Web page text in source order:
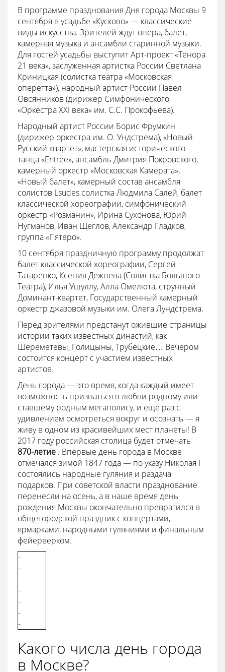
В программе празднования Дня города Москвы 9
сентября в усадьбе «Кусково» — классические
виды искусства. Зрителей ждут опера, балет,
камерная музыка и ансамбли старинной музыки.
Для гостей усадьбы выступит Арт-проект «Тенора
21 века», заслуженная артистка России Светлана
Криницкая (солистка театра «Московская
оперетта»), народный артист России Павел
Овсянников (дирижер Симфонического
«Оркестра ХХI века» им. С.С. Прокофьева).
Народный артист России Борис Фрумкин
(дирижер оркестра им. О. Ундстрема), «Новый
Русский квартет», мастерская исторического
танца «Entree», ансамбль Дмитрия Покровского,
камерный оркестр «Московская Камерата»,
«Новый балет», камерный состав ансамбля
солистов Lsudes солистка Людмила Салей, балет
классической хореографии, симфонический
оркестр «Розманин», Ирина Сухонова, Юрий
Нугманов, Иван Щеглов, Александр Гладков,
группа «Пятеро».
10 сентября праздничную программу продолжат
балет классической хореографии, Сергей
Татаренко, Ксения Дежнева (Солистка Большого
Театра), Илья Ушуллу, Алла Омелюта, струнный
Доминант-квартет, Государственный камерный
оркестр джазовой музыки им. Олега Лундстрема.
Перед зрителями предстанут ожившие страницы
истории таких известных династий, как
Шереметевы, Голицыны, Трубецкие… Вечером
состоится концерт с участием известных
артистов.
День города — это время, когда каждый имеет
возможность признаться в любви родному или
ставшему родным мегаполису, и еще раз с
удивлением осмотреться вокруг и осознать — я
живу в одном из красивейших мест планеты! В
2017 году российская столица будет отмечать
870-летие . Впервые день города в Москве
отмечался зимой 1847 года — по указу Николая I
состоялись народные гуляния и раздача
подарков. При советской власти празднование
перенесли на осень, а в наше время день
рождения Москвы окончательно превратился в
общегородской праздник с концертами,
ярмарками, народными гуляниями и финальным
фейерверком.
-
-
-
-
-
-
-
Какого числа день города
в Москве?